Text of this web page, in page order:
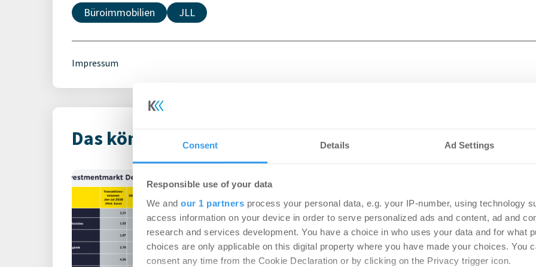
Consent Details Ad Settings
Responsible use of your data
We and our 1 partners process your personal data, e.g. your IP-number, using technology
access information on your device in order to serve personalized ads and content, ad and
research and services development. You have a choice in who uses your data and for what
choices are only applicable on this digital property where you have made your choices. You
consent any time from the Cookie Declaration or by clicking on the Privacy trigger icon.
Büroimmobilien JLL
Impressum
Das könnte Dich auch interessieren
Immobilieninvestmentmarkt
Deutschland – August 2026
Büro | Märkte-06.08.2026
Login für den ganzen Artikel Wenn noch nicht
registriert, erstellen Sie sich jetzt Ihren kostenlosen